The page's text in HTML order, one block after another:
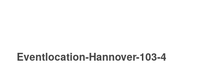
Eventlocation-Hannover-103-4